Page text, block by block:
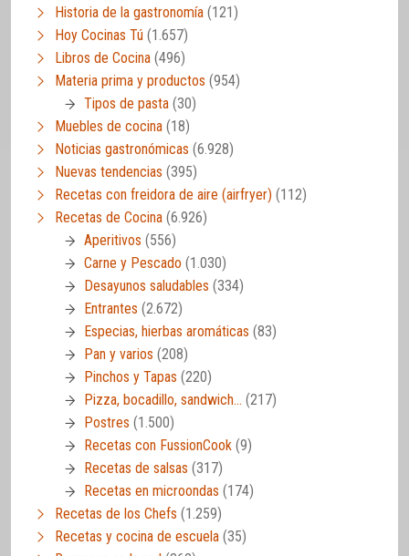
Historia de la gastronomía (121)
Hoy Cocinas Tú (1.657)
Libros de Cocina (496)
Materia prima y productos (954)
Tipos de pasta (30)
Muebles de cocina (18)
Noticias gastronómicas (6.928)
Nuevas tendencias (395)
Recetas con freidora de aire (airfryer) (112)
Recetas de Cocina (6.926)
Aperitivos (556)
Carne y Pescado (1.030)
Desayunos saludables (334)
Entrantes (2.672)
Especias, hierbas aromáticas (83)
Pan y varios (208)
Pinchos y Tapas (220)
Pizza, bocadillo, sandwich… (217)
Postres (1.500)
Recetas con FussionCook (9)
Recetas de salsas (317)
Recetas en microondas (174)
Recetas de los Chefs (1.259)
Recetas y cocina de escuela (35)